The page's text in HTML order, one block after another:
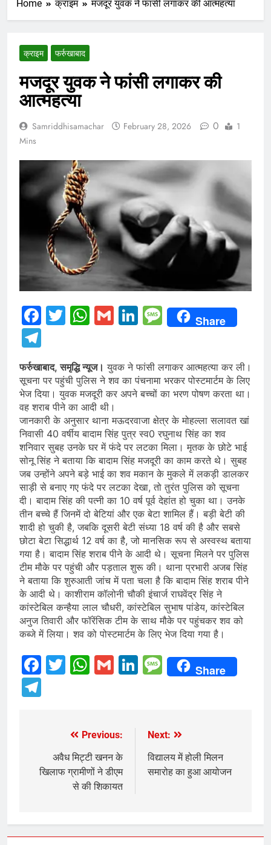
Home क्राइम मजदूर युवक ने फांसी लगाकर की आत्महत्या
क्राइम फर्रुखाबाद
मजदूर युवक ने फांसी लगाकर की
आत्महत्या
Samriddhisamachar February 28, 2026 0
1
Mins
Facebook
Twitter
WhatsApp
GmailLinkedIn
Message
Share
फर्रुखाबाद, समृद्धि न्यूज। युवक ने फांसी लगाकर आत्महत्या कर ली।
सूचना पर पहुंची पुलिस ने शव का पंचनामा भरकर पोस्टमार्टम के लिए
भेज दिया। युवक मजदूरी कर अपने बच्चों का भरण पोषण करता था।
वह शराब पीने का आदी थी।
जानकारी के अनुसार थाना मऊदरवाजा क्षेत्र के मोहल्ला सलावत खां
निवासी 40 वर्षीय बादाम सिंह पुत्र स्व0 रघुनाथ सिंह का शव
शनिवार सुबह उनके घर में फंदे पर लटका मिला। मृतक के छोटे भाई
सोनू सिंह ने बताया कि बादाम सिंह मजदूरी का काम करते थे। सुबह
जब उन्होंने अपने बड़े भाई का शव मकान के मुकले में लकड़ी डालकर
साड़ी से बनाए गए फंदे पर लटका देखा, तो तुरंत पुलिस को सूचना
दी। बादाम सिंह की पत्नी का 10 वर्ष पूर्व देहांत हो चुका था। उनके
तीन बच्चे हैं जिनमें दो बेटियां और एक बेटा शामिल हैं। बड़ी बेटी की
शादी हो चुकी है, जबकि दूसरी बेटी संध्या 18 वर्ष की है और सबसे
छोटा बेटा सिद्धार्थ 12 वर्ष का है, जो मानसिक रूप से अस्वस्थ बताया
गया है। बादाम सिंह शराब पीने के आदी थे। सूचना मिलने पर पुलिस
टीम मौके पर पहुंची और पड़ताल शुरू की। थाना प्रभारी अजब सिंह
ने बताया कि शुरुआती जांच में पता चला है कि बादाम सिंह शराब पीने
के आदी थे। काशीराम कॉलोनी चौकी इंचार्ज राघवेंद्र सिंह ने
कांस्टेबिल कन्हैया लाल चौधरी, कांस्टेबिल सुभाष पांडेय, कांस्टेबिल
अनुज तिवारी और फॉरेंसिक टीम के साथ मौके पर पहुंचकर शव को
कब्जे में लिया। शव को पोस्टमार्टम के लिए भेज दिया गया है।
Facebook
Twitter
WhatsApp
GmailLinkedIn
Message
Share
navigation
Previous:
अवैध मिट्टी खनन के
खिलाफ ग्रामीणों ने डीएम
से की शिकायत
Next:
विद्यालय में होली मिलन
समारोह का हुआ आयोजन